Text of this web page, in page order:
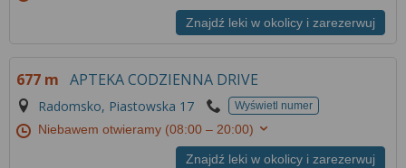
Znajdź leki w okolicy i zarezerwuj
677 m APTEKA CODZIENNA DRIVE
Radomsko, Piastowska 17 Wyświetl numer
Niebawem otwieramy (08:00 – 20:00)
Znajdź leki w okolicy i zarezerwuj